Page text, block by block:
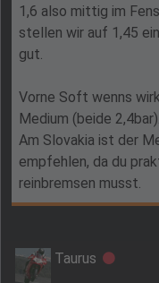
1,6 also mittig im
stellen wir auf 1,45
gut.
Vorne Soft wenns
Medium (beide
Am Slovakia ist der
empfehlen, da du
reinbremsen musst.
Taurus Offline